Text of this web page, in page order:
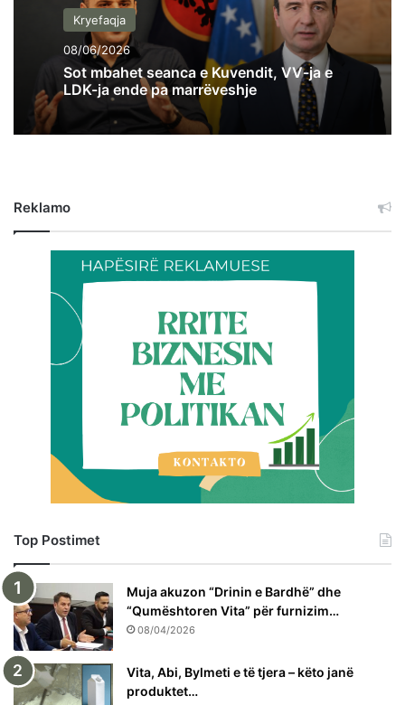
Kryefaqja
08/06/2026
Sot mbahet seanca e Kuvendit, VV-ja e
LDK-ja ende pa marrëveshje
Reklamo
Top Postimet
Muja akuzon “Drinin e Bardhë” dhe
“Qumështoren Vita” për furnizim…
08/04/2026
Vita, Abi, Bylmeti e të tjera – këto janë
produktet…